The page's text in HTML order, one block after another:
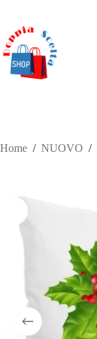
contenuto
Home / NUOVO /